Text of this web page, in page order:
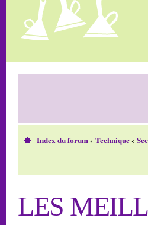
Index du forum‹ Technique‹
LES